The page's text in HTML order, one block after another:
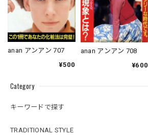
Category
キーワードで探す
TRADITIONAL STYLE
anan アンアン 707
¥500
anan アンアン 708
¥600